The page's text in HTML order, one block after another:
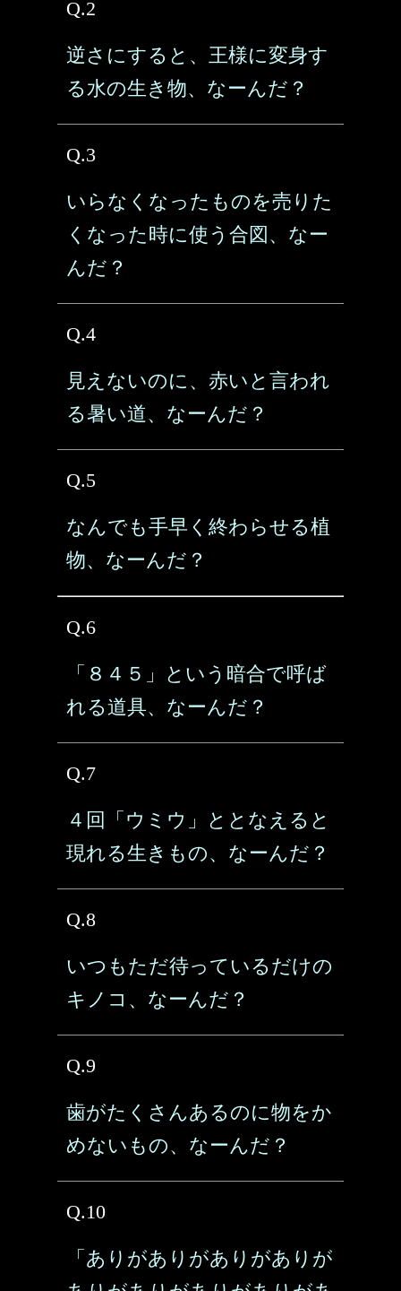
Q.2
逆さにすると、王様に変身す
る水の生き物、なーんだ？
Q.3
いらなくなったものを売りた
くなった時に使う合図、なー
んだ？
Q.4
見えないのに、赤いと言われ
る暑い道、なーんだ？
Q.5
なんでも手早く終わらせる植
物、なーんだ？
Q.6
「８４５」という暗合で呼ば
れる道具、なーんだ？
Q.7
４回「ウミウ」ととなえると
現れる生きもの、なーんだ？
Q.8
いつもただ待っているだけの
キノコ、なーんだ？
Q.9
歯がたくさんあるのに物をか
めないもの、なーんだ？
Q.10
「ありがありがありがありが